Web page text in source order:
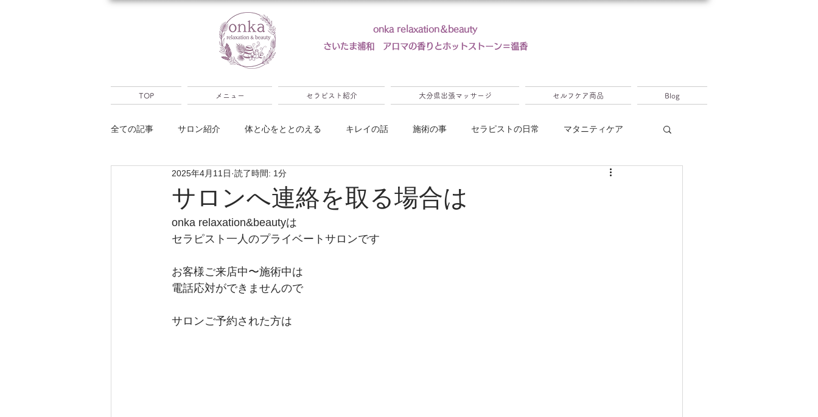
onka relaxation＆beauty
​さいたま浦和 アロマの香りとホットストーン＝温香
TOP メニュー セラピスト紹介 大分県出張マッサージ セルフケア商品 Blog
全ての記事 サロン紹介 体と心をととのえる キレイの話 施術の事 セラピストの日常 マタニティケア
大分別府出張 占い キャンペーン
サロンへ連絡を取る場合は
2025年4月11日 読了時間: 1分
onka relaxation&beautyは
セラピスト一人のプライベートサロンです
お客様ご来店中〜施術中は
電話応対ができませんので
サロンご予約された方は